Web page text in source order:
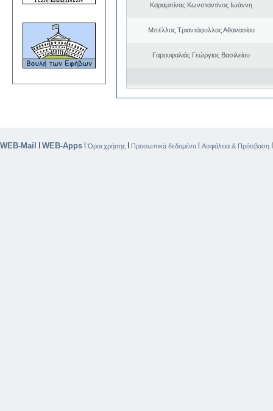
Καραμπίνας Κωνσταντίνος Ιωάννη
Μπέλλος Τριαντάφυλλος Αθανασίου
Γαρουφαλιάς Γεώργιος Βασιλείου
WEB-Mail | WEB-Apps |Όροι χρήσης | Προσωπικά δεδομένα | Ασφάλεια & Πρόσβαση